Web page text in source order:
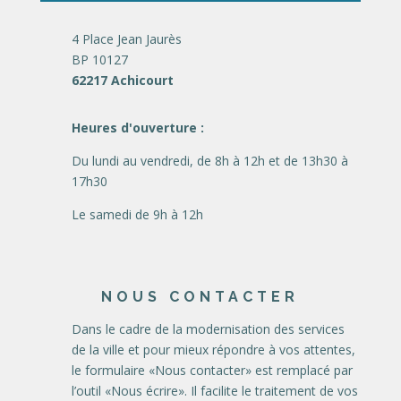
4 Place Jean Jaurès
BP 10127
62217 Achicourt
Heures d'ouverture :
Du lundi au vendredi, de 8h à 12h et de 13h30 à
17h30
Le samedi de 9h à 12h
NOUS CONTACTER
Dans le cadre de la modernisation des services
de la ville et pour mieux répondre à vos attentes,
le formulaire «Nous contacter» est remplacé par
l’outil «Nous écrire». Il facilite le traitement de vos